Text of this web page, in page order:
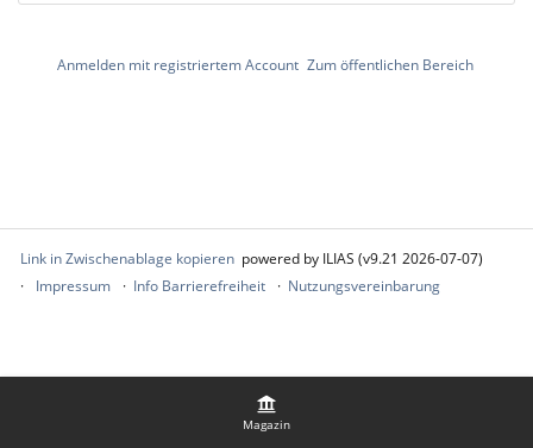
Magazin
Anmelden mit registriertem Account Zum öffentlichen Bereich
Link in Zwischenablage kopieren powered by ILIAS (v9.21 2026-07-07)
Impressum
Info Barrierefreiheit Nutzungsvereinbarung